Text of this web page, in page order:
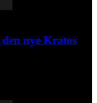
nye Kratos